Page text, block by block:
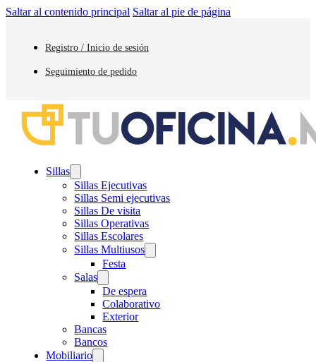
Saltar al contenido principal Saltar al pie de página
Registro / Inicio de sesión
Seguimiento de pedido
Sillas
Sillas Ejecutivas
Sillas Semi ejecutivas
Sillas De visita
Sillas Operativas
Sillas Escolares
Sillas Multiusos
Festa
Salas
De espera
Colaborativo
Exterior
Bancas
Bancos
Mobiliario